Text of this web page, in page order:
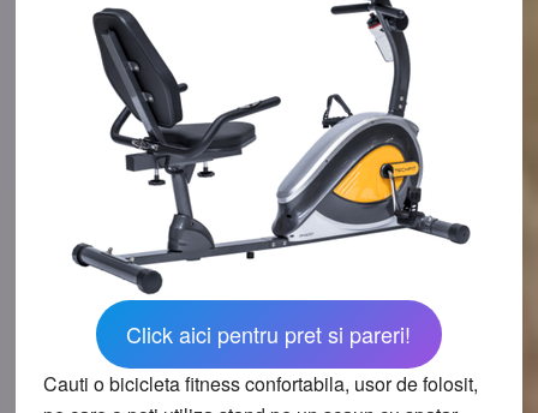
Click aici pentru pret si pareri!
Cauti o bicicleta fitness confortabila, usor de folosit,